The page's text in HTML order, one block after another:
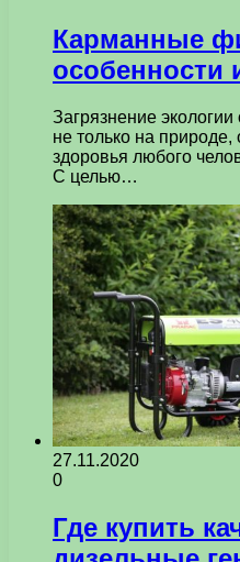
Карманные
особенности
Загрязнение экологии
не только на природе,
здоровья любого
С целью…
27.11.2020
0
Где купить